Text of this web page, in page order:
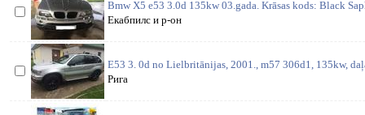
Bmw X5 e53 3.0d 135kw 03.gada. Krāsas kods: Black
Екабпилс и р-он
E53 3. 0d no Lielbritānijas, 2001., m57 306d1, 135kw,
Рига